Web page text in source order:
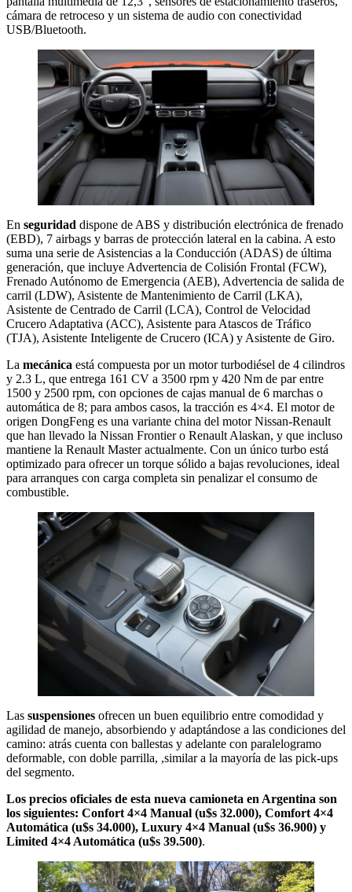
cámara de retroceso y un sistema de audio con conectividad
USB/Bluetooth.
En seguridad dispone de ABS y distribución electrónica de frenado
(EBD), 7 airbags y barras de protección lateral en la cabina. A esto
suma una serie de Asistencias a la Conducción (ADAS) de última
generación, que incluye Advertencia de Colisión Frontal (FCW),
Frenado Autónomo de Emergencia (AEB), Advertencia de salida de
carril (LDW), Asistente de Mantenimiento de Carril (LKA),
Asistente de Centrado de Carril (LCA), Control de Velocidad
Crucero Adaptativa (ACC), Asistente para Atascos de Tráfico
(TJA), Asistente Inteligente de Crucero (ICA) y Asistente de Giro.
La mecánica está compuesta por un motor turbodiésel de 4 cilindros
y 2.3 L, que entrega 161 CV a 3500 rpm y 420 Nm de par entre
1500 y 2500 rpm, con opciones de cajas manual de 6 marchas o
automática de 8; para ambos casos, la tracción es 4×4. El motor de
origen DongFeng es una variante china del motor Nissan-Renault
que han llevado la Nissan Frontier o Renault Alaskan, y que incluso
mantiene la Renault Master actualmente. Con un único turbo está
optimizado para ofrecer un torque sólido a bajas revoluciones, ideal
para arranques con carga completa sin penalizar el consumo de
combustible.
Las suspensiones ofrecen un buen equilibrio entre comodidad y
agilidad de manejo, absorbiendo y adaptándose a las condiciones del
camino: atrás cuenta con ballestas y adelante con paralelogramo
deformable, con doble parrilla, ,similar a la mayoría de las pick-ups
del segmento.
Los precios oficiales de esta nueva camioneta en Argentina son
los siguientes: Confort 4×4 Manual (u$s 32.000), Comfort 4×4
Automática (u$s 34.000), Luxury 4×4 Manual (u$s 36.900) y
Limited 4×4 Automática (u$s 39.500).